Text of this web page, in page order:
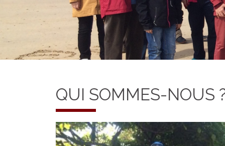
QUI SOMMES-NOUS